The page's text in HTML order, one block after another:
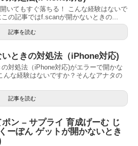
いてもすぐ落ちる！ こんな経験はないで
の記事ではf.scanが開かないときの...
記事を読む
ときの対処法（iPhone対応)
対処法（iPhone対応)がエラーで開かな
んな経験はないですか？そんなアナタの
記事を読む
ン – サプライ 育成げーむ じ
ーぽん ゲットが開かないとき